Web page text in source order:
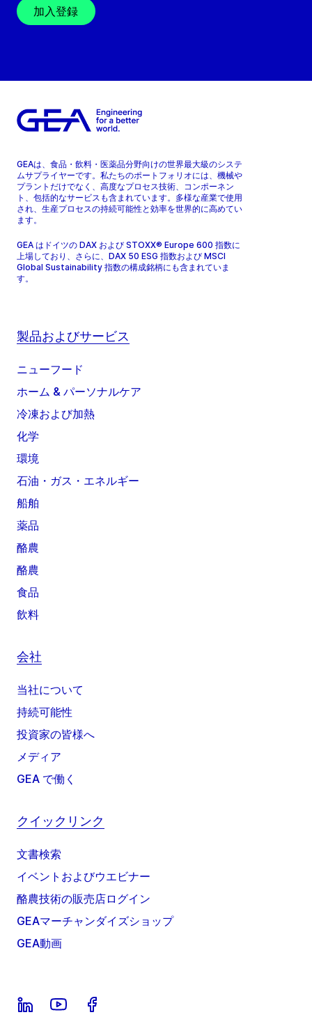
加入登録
GEAは、食品・飲料・医薬品分野向けの世界最大級のシステ
ムサプライヤーです。私たちのポートフォリオには、機械や
プラントだけでなく、高度なプロセス技術、コンポーネン
ト、包括的なサービスも含まれています。多様な産業で使用
され、生産プロセスの持続可能性と効率を世界的に高めてい
ます。
GEA はドイツの DAX および STOXX® Europe 600 指数に
上場しており、さらに、DAX 50 ESG 指数および MSCI
Global Sustainability 指数の構成銘柄にも含まれていま
す。
製品およびサービス
ニューフード
ホーム & パーソナルケア
冷凍および加熱
化学
環境
石油・ガス・エネルギー
船舶
薬品
酪農
酪農
食品
飲料
会社
当社について
持続可能性
投資家の皆様へ
メディア
GEA で働く
クイックリンク
文書検索
イベントおよびウエビナー
酪農技術の販売店ログイン
GEAマーチャンダイズショップ
GEA動画